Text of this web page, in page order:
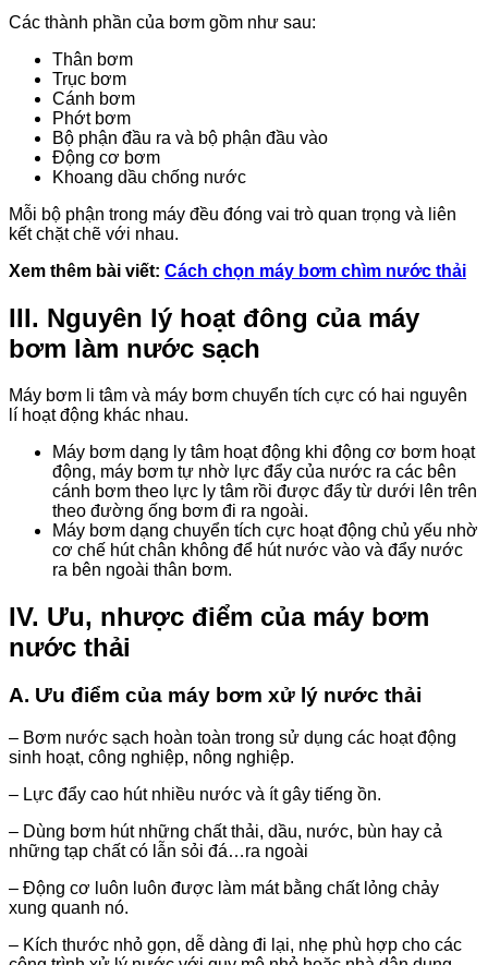
Các thành phần của bơm gồm như sau:
Thân bơm
Trục bơm
Cánh bơm
Phớt bơm
Bộ phận đầu ra và bộ phận đầu vào
Động cơ bơm
Khoang dầu chống nước
Mỗi bộ phận trong máy đều đóng vai trò quan trọng và liên
kết chặt chẽ với nhau.
Xem thêm bài viết: Cách chọn máy bơm chìm nước thải
III. Nguyên lý hoạt đông của máy
bơm làm nước sạch
Máy bơm li tâm và máy bơm chuyển tích cực có hai nguyên
lí hoạt động khác nhau.
Máy bơm dạng ly tâm hoạt động khi động cơ bơm hoạt
động, máy bơm tự nhờ lực đẩy của nước ra các bên
cánh bơm theo lực ly tâm rồi được đẩy từ dưới lên trên
theo đường ống bơm đi ra ngoài.
Máy bơm dạng chuyển tích cực hoạt động chủ yếu nhờ
cơ chế hút chân không để hút nước vào và đẩy nước
ra bên ngoài thân bơm.
IV. Ưu, nhược điểm của máy bơm
nước thải
A. Ưu điểm của máy bơm xử lý nước thải
– Bơm nước sạch hoàn toàn trong sử dụng các hoạt động
sinh hoạt, công nghiệp, nông nghiệp.
– Lực đẩy cao hút nhiều nước và ít gây tiếng ồn.
– Dùng bơm hút những chất thải, dầu, nước, bùn hay cả
những tạp chất có lẫn sỏi đá…ra ngoài
– Động cơ luôn luôn được làm mát bằng chất lỏng chảy
xung quanh nó.
– Kích thước nhỏ gọn, dễ dàng đi lại, nhẹ phù hợp cho các